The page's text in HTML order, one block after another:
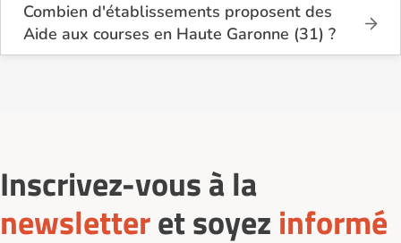
Combien d'établissements proposent des
Aide aux courses en Haute Garonne (31) ?
Sur le site Logement-seniors.com, on recense
Inscrivez-vous à la
newsletteret soyez informé